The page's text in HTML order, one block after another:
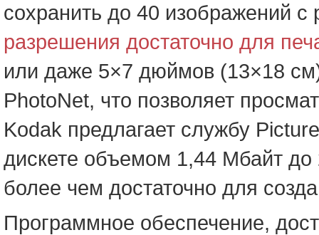
сохранить до 40 изображений
разрешения достаточно для
или даже 5×7 дюймов (13×18
PhotoNet, что позволяет
Kodak предлагает службу
дискете объемом 1,44 Мбайт
более чем достаточно для
Программное обеспечение,